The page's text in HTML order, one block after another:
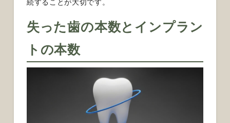
続することが大切です。
失った歯の本数とインプラン
トの本数